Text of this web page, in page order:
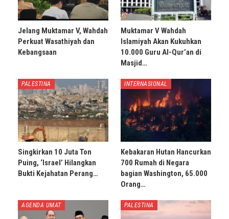
Jelang Muktamar V, Wahdah
Perkuat Wasathiyah dan
Kebangsaan
Muktamar V Wahdah
Islamiyah Akan Kukuhkan
10.000 Guru Al-Qur’an di
Masjid…
PALESTINA
Singkirkan 10 Juta Ton
Puing, ‘Israel’ Hilangkan
Bukti Kejahatan Perang…
INTERNASIONAL
Kebakaran Hutan Hancurkan
700 Rumah di Negara
bagian Washington, 65.000
Orang…
AGENDA UMAT PALESTINA